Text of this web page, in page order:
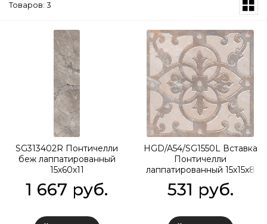
Товаров: 3
SG313402R Понтичелли
беж лаппатированный
15х60х11
1 667 руб.
HGD/A54/SG1550L Вставка
Понтичелли
лаппатированный 15х15х8
531 руб.